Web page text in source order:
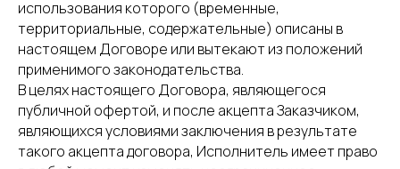
использования которого (временные,
территориальные, содержательные) описаны в
настоящем Договоре или вытекают из положений
применимого законодательства.
В целях настоящего Договора, являющегося
публичной офертой, и после акцепта Заказчиком,
являющихся условиями заключения в результате
такого акцепта договора, Исполнитель имеет право